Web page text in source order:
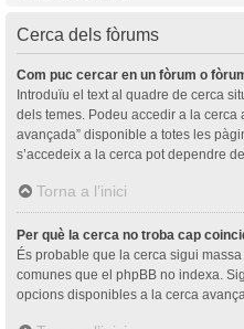
Cerca dels fòrums
Com puc cercar en un fòrum o
Introduïu el text al quadre de cerca
dels temes. Podeu accedir a la cerca
avançada” disponible a totes les
s’accedeix a la cerca pot dependre
Torna a l’inici
Per què la cerca no troba cap
És probable que la cerca sigui
comunes que el phpBB no indexa.
opcions disponibles a la cerca